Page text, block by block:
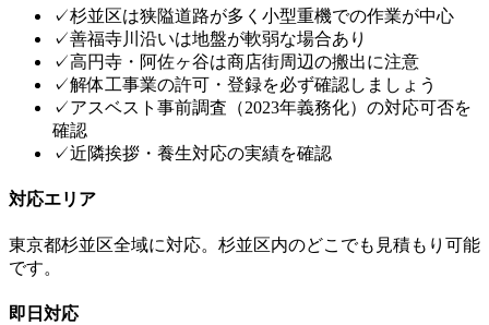
✓杉並区は狭隘道路が多く小型重機での作業が中心
✓善福寺川沿いは地盤が軟弱な場合あり
✓高円寺・阿佐ヶ谷は商店街周辺の搬出に注意
✓解体工事業の許可・登録を必ず確認しましょう
✓アスベスト事前調査（2023年義務化）の対応可否を
確認
✓近隣挨拶・養生対応の実績を確認
対応エリア
東京都杉並区全域に対応。 杉並区内のどこでも見積もり可能
です。
即日対応